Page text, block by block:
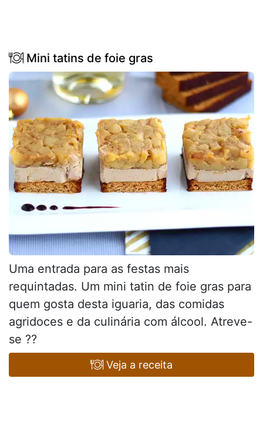
Mini tatins de foie gras
Uma entrada para as festas mais
requintadas. Um mini tatin de foie gras para
quem gosta desta iguaria, das comidas
agridoces e da culinária com álcool. Atreve-
se ??
Veja a receita